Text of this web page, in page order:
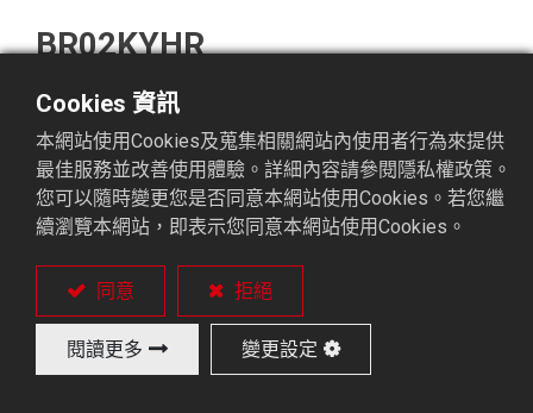
BR02KYHR
3 ~ 4 軸控制機械手。
具有Y軸(選配)。
堆疊式迴轉盤。
成品輸送帶(選配)。
Cookies 資訊
本網站使用Cookies及蒐集相關網站內使用者行為來提供
最佳服務並改善使用體驗。詳細內容請參閱隱私權政策。
您可以隨時變更您是否同意本網站使用Cookies。若您繼
續瀏覽本網站，即表示您同意本網站使用Cookies。
同意 拒絕
閱讀更多 變更設定